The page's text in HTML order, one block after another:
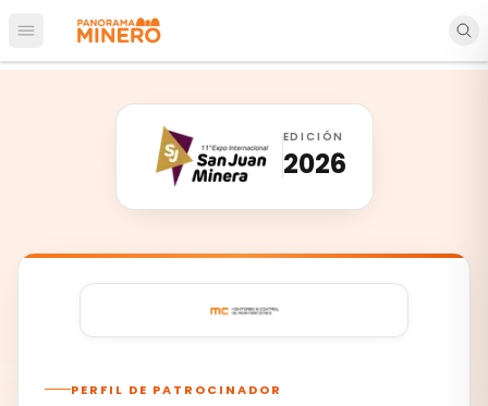
Abrir menú principal
EDICIÓN
2026
PERFIL DE PATROCINADOR